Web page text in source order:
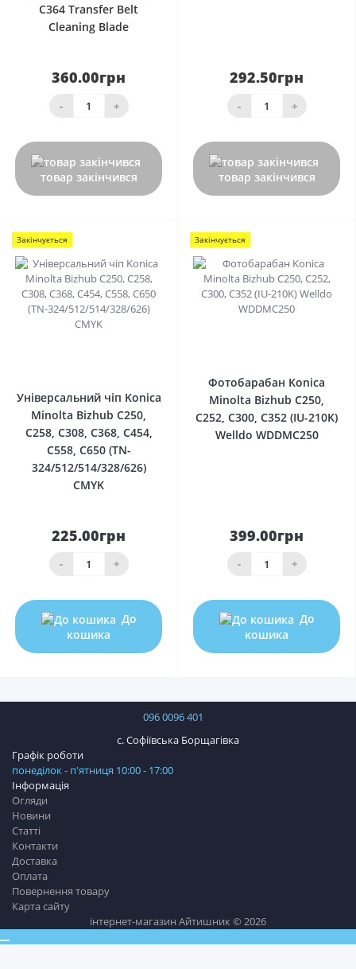
C364 Transfer Belt
Cleaning Blade
360.00грн
- +
товар закінчився
292.50грн
- +
товар закінчився
Закінчується
Універсальний чіп Konica
Minolta Bizhub C250,
C258, C308, C368, C454,
C558, C650 (TN-
324/512/514/328/626)
CMYK
225.00грн
- +
До
кошика
Закінчується
Фотобарабан Konica
Minolta Bizhub C250,
C252, C300, C352 (IU-210K)
Welldo WDDMC250
399.00грн
- +
До
кошика
096 0096 401
с. Софіївська Борщагівка
Інформація
Огляди
Новини
Статті
Контакти
Доставка
Оплата
Повернення товару
Карта сайту
Графік роботи
понеділок - п'ятниця 10:00 - 17:00
інтернет-магазин Айтишник © 2026